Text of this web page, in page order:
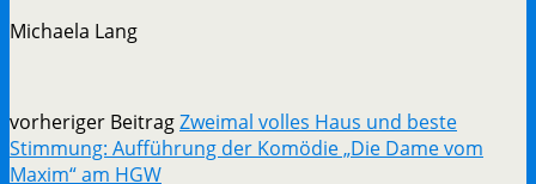
Michaela Lang
vorheriger BeitragZweimal volles Haus und beste
Stimmung: Aufführung der Komödie „Die Dame vom
Maxim“ am HGW